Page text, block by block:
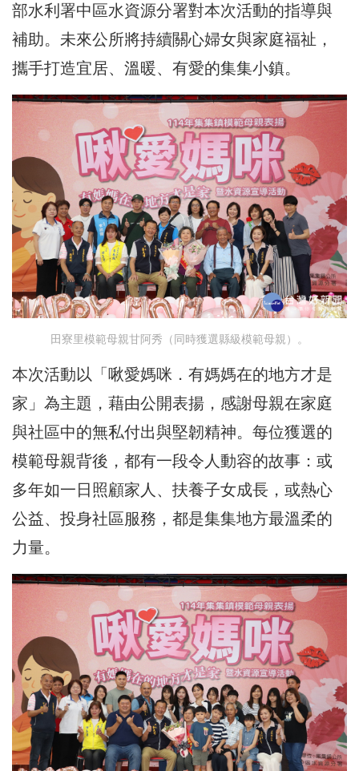
部水利署中區水資源分署對本次活動的指導與
補助。未來公所將持續關心婦女與家庭福祉，
攜手打造宜居、溫暖、有愛的集集小鎮。
田寮里模範母親甘阿秀（同時獲選縣級模範母親）。
本次活動以「啾愛媽咪．有媽媽在的地方才是
家」為主題，藉由公開表揚，感謝母親在家庭
與社區中的無私付出與堅韌精神。每位獲選的
模範母親背後，都有一段令人動容的故事：或
多年如一日照顧家人、扶養子女成長，或熱心
公益、投身社區服務，都是集集地方最溫柔的
力量。